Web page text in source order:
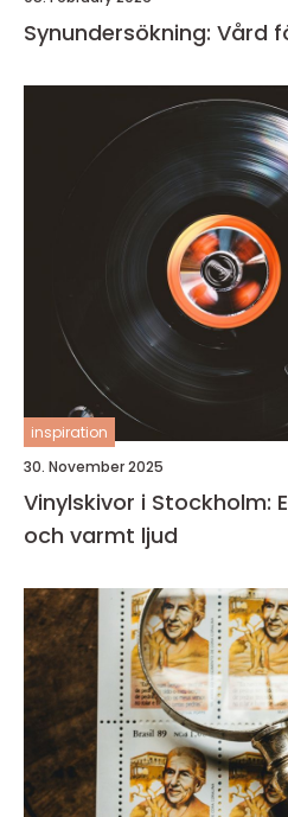
Synundersökning: Vård
inspiration
30. November 2025
Vinylskivor i Stockholm:
och varmt ljud